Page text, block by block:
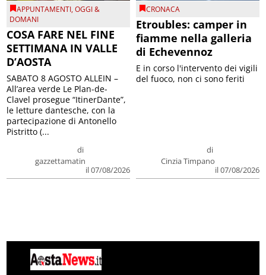
APPUNTAMENTI,OGGI &
DOMANI
COSA FARE NEL FINE
SETTIMANA IN VALLE
D’AOSTA
di
gazzettamatin
il 07/08/2026
SABATO 8 AGOSTO ALLEIN –
All’area verde Le Plan-de-
Clavel prosegue “ItinerDante”,
le letture dantesche, con la
partecipazione di Antonello
Pistritto (...
CRONACA
Etroubles: camper in
fiamme nella galleria
di Echevennoz
di
Cinzia Timpano
il 07/08/2026
E in corso l'intervento dei vigili
del fuoco, non ci sono feriti